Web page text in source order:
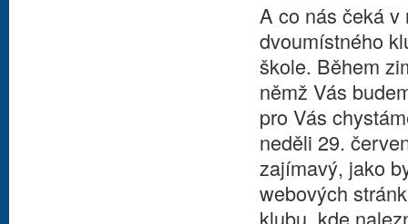
A co nás čeká v
dvoumístného
škole. Během
němž Vás
pro Vás
neděli 29.
zajímavý, jako
webových
klubu, kde